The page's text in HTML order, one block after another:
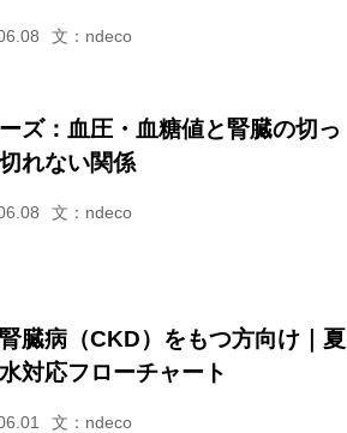
文：ndeco
ズ：血圧・血糖値と腎臓の切っ
れない関係
文：ndeco
臓病（CKD）をもつ方向け｜夏
対応フローチャート
文：ndeco